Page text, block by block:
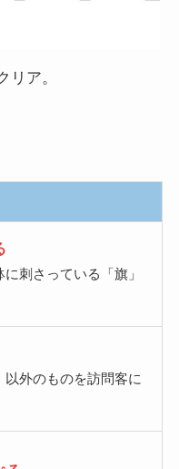
リア。
刺さっている「旗」
以外のものを訪問客に